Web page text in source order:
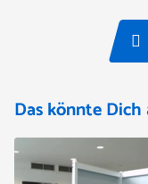
Das könnte